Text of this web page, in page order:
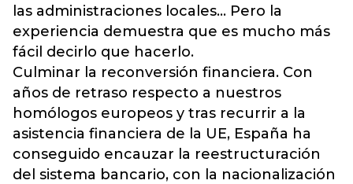
las administraciones locales... Pero la
experiencia demuestra que es mucho más
fácil decirlo que hacerlo.
Culminar la reconversión financiera. Con
años de retraso respecto a nuestros
homólogos europeos y tras recurrir a la
asistencia financiera de la UE, España ha
conseguido encauzar la reestructuración
del sistema bancario, con la nacionalización